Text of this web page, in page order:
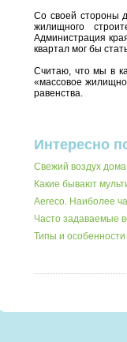
Со своей стороны
жилищного
Администрация
квартал мог бы
Считаю, что мы в
«массовое
равенства.
Интересно
Свежий воздух
Какие бывают
Aereco. Наиболее
Часто задаваемые
Типы и особенности